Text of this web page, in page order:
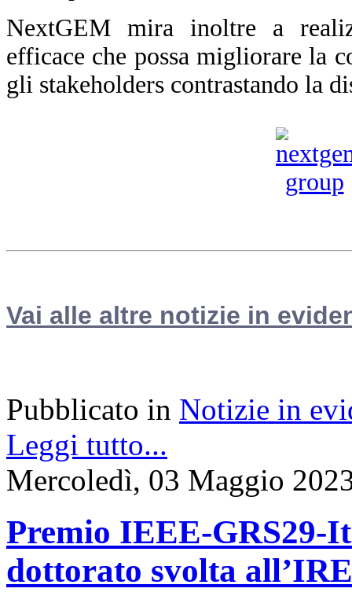
NextGEM mira inoltre a
efficace che possa migliorare la
gli stakeholders contrastando la
Vai alle altre notizie in
Pubblicato in Notizie in
Leggi tutto...
Mercoledì, 03 Maggio
Premio IEEE-GRS29-
dottorato svolta